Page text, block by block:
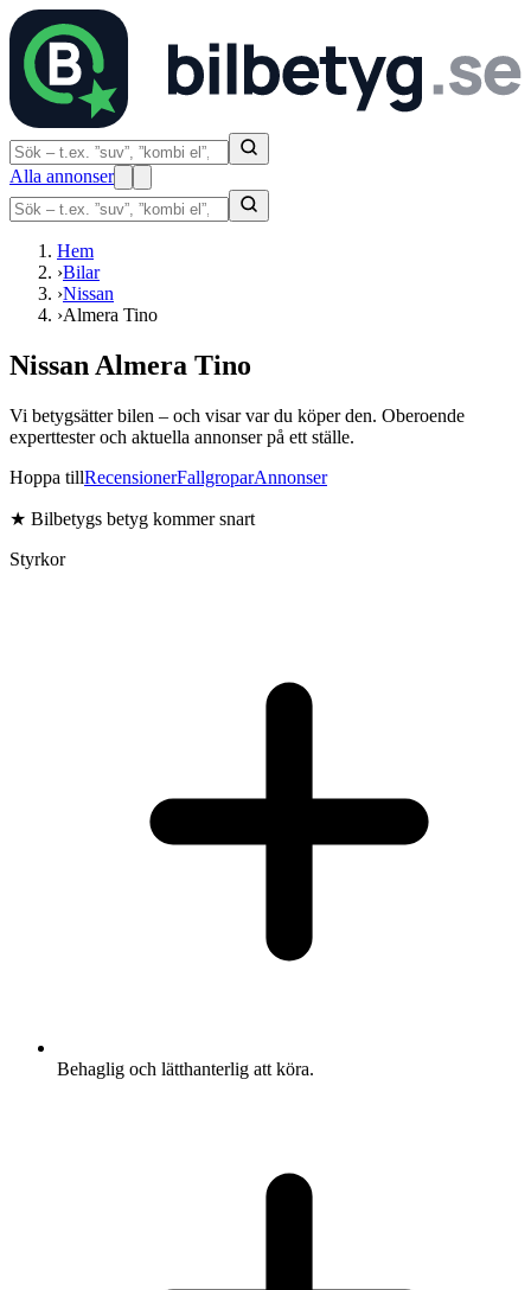
Alla annonser
Hem
›Bilar
›Nissan
›Almera Tino
Nissan Almera Tino
Vi betygsätter bilen – och visar var du köper den. Oberoende
experttester och aktuella annonser på ett ställe.
Hoppa tillRecensionerFallgroparAnnonser
★ Bilbetygs betyg kommer snart
Styrkor
Behaglig och lätthanterlig att köra.